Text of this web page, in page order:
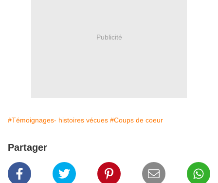
Publicité
#Témoignages- histoires vécues #Coups de coeur
Partager